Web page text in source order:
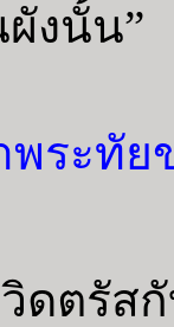
งนั้น”
พระทั
ตรัสกั